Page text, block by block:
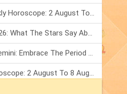
Numerology Weekly Horoscope: 2 August To 8 August, 2026
Friendship Day 2026: What The Stars Say About Your Best Friend!
Mars Transit In Gemini: Embrace The Period Full Of Energy & Intelligence
Tarot Weekly Horoscope: 2 August To 8 August, 2026